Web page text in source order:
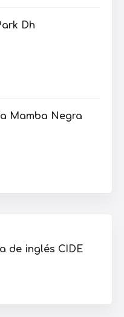
Dh
Mamba Negra
de inglés CIDE